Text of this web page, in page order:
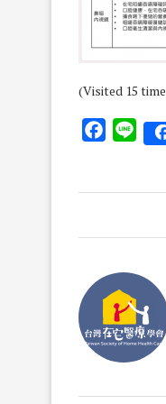
(Visited 15
Facebook
Line